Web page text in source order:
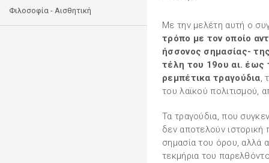
Φιλοσοφία - Αισθητική
Με την μελέτη αυτή ο
τρόπο με τον οποίο
ήσσονος σημασίας-
τέλη του 19ου αι. έως
ρεμπέτικα τραγούδια,
του λαϊκού πολιτισμού,
Τα τραγούδια, που
δεν αποτελούν ιστορική
σημασία του όρου, αλλά
τεκμήρια του